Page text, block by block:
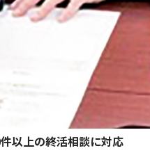
以上の終活相談に対応